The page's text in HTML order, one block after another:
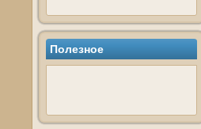
Полезное